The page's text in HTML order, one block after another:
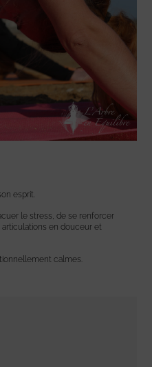
esprit.
le stress, de se renforcer
en douceur et
calmes.